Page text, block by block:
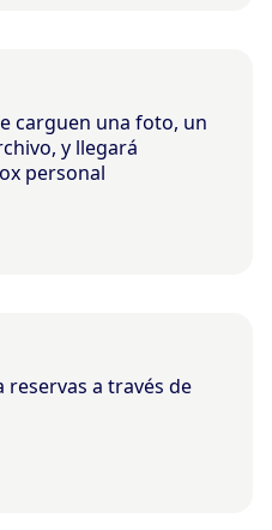
carguen una foto, un
y llegará
personal
a través de